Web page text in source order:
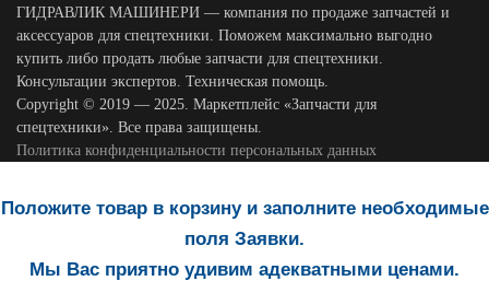
ГИДРАВЛИК МАШИНЕРИ — компания по продаже запчастей и
аксессуаров для спецтехники. Поможем максимально выгодно
купить либо продать любые запчасти для спецтехники.
Консультации экспертов. Техническая помощь.
Copyright © 2019 — 2025. Маркетплейс «Запчасти для
спецтехники». Все права защищены.
Политика конфиденциальности персональных данных
Положите товар в корзину и заполните необходимые
поля Заявки.
Мы Вас приятно удивим адекватными ценами.